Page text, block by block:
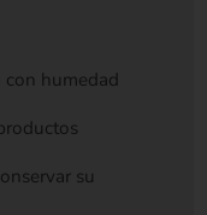
humedad
su